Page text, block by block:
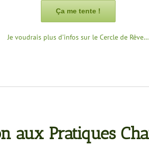
Ça me tente !
Je voudrais plus d’infos sur le Cercle de Rêve…
aux Pratiques